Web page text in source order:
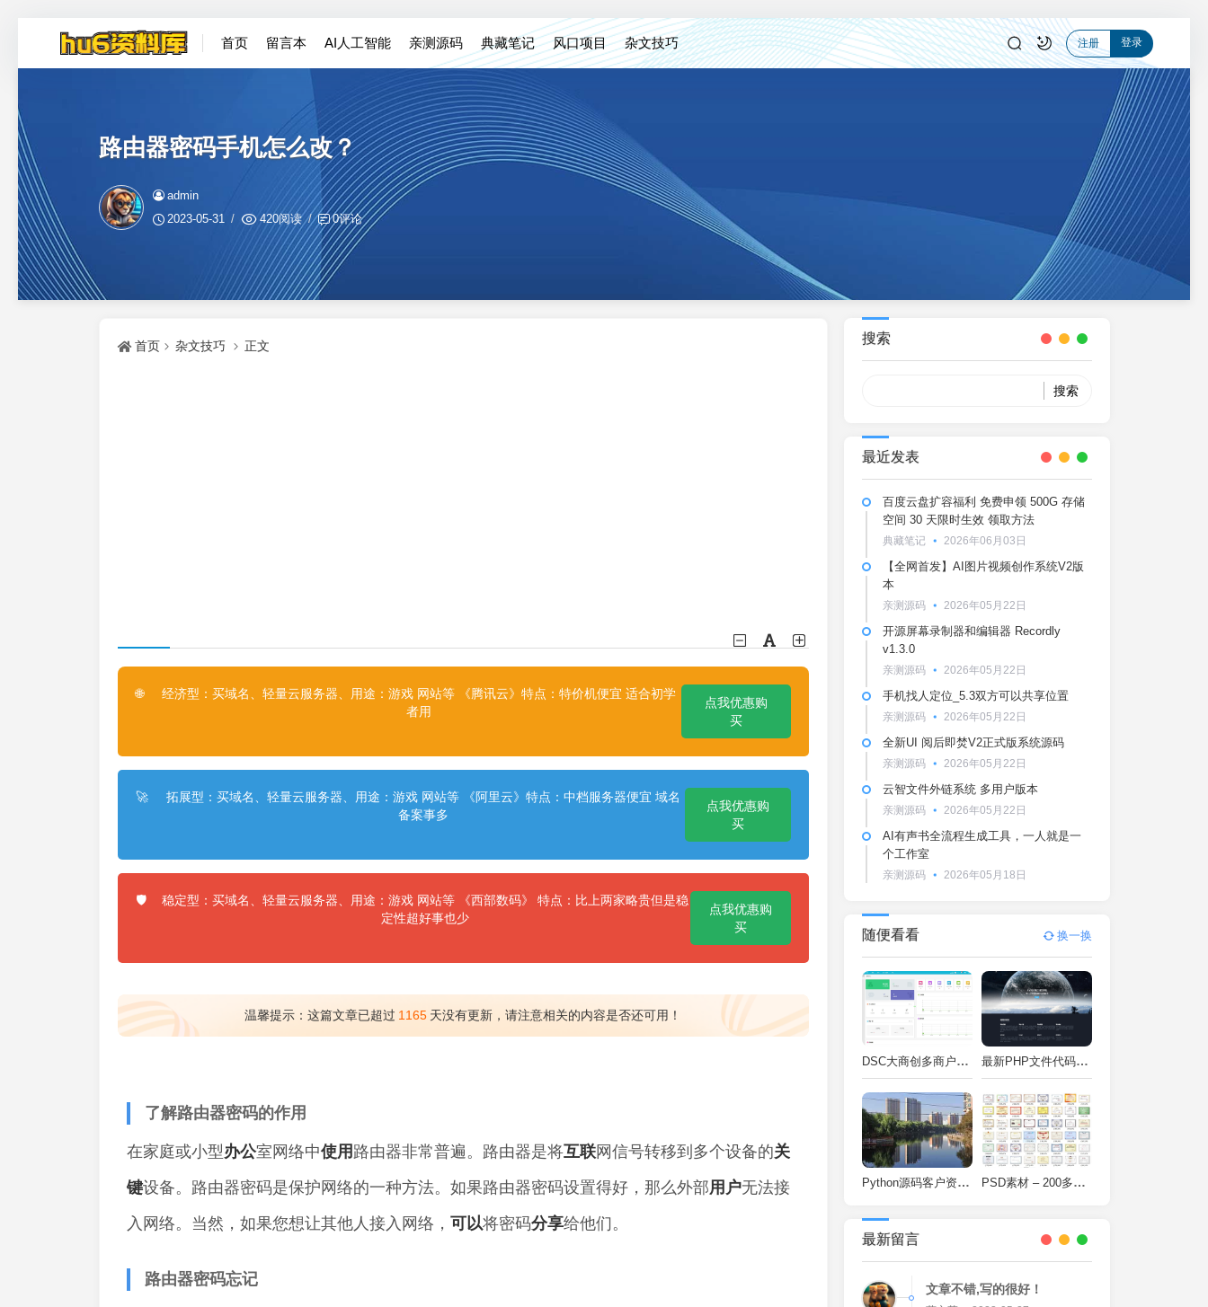
首页 留言本 AI人工智能 亲测源码 典藏笔记 风口项目 杂文技巧 注册 登录
路由器密码手机怎么改？
admin
2023-05-31
420阅读 0评论
首页 杂文技巧 正文
🌐
经济型：买域名、轻量云服务器、用途：游戏 网站等 《腾讯云》特点：特价机便宜 适合初学
者用
点我优惠购
买
🚀
拓展型：买域名、轻量云服务器、用途：游戏 网站等 《阿里云》特点：中档服务器便宜 域名
备案事多
点我优惠购
买
🛡️
稳定型：买域名、轻量云服务器、用途：游戏 网站等 《西部数码》 特点：比上两家略贵但是稳
定性超好事也少
点我优惠购
买
温馨提示：这篇文章已超过 1165 天没有更新，请注意相关的内容是否还可用！
了解路由器密码的作用
在家庭或小型办公室网络中使用 路由器非常普遍。路由器是将互联网信号转移到多个设备的关
键设备。路由器密码是保护网络的一种方法。如果路由器密码设置得好，那么外部用户无法接
入网络。当然，如果您想让其他人接入网络， 可以将密码分享给他们。
路由器密码忘记
搜索
最近发表
百度云盘扩容福利 免费申领 500G 存储
空间 30 天限时生效 领取方法
典藏笔记 2026年06月03日
【全网首发】AI图片视频创作系统V2版
本
亲测源码 2026年05月22日
开源屏幕录制器和编辑器 Recordly
v1.3.0
亲测源码 2026年05月22日
手机找人定位_5.3双方可以共享位置
亲测源码 2026年05月22日
全新UI 阅后即焚V2正式版系统源码
亲测源码 2026年05月22日
云智文件外链系统 多用户版本
亲测源码 2026年05月22日
AI有声书全流程生成工具，一人就是一
个工作室
亲测源码 2026年05月18日
随便看看 换一换
DSC大商创多商户电商系统完整部署教程（附PHP7.4/PHP8兼容修复方案） 最新PHP文件代码加密系统 在线PHP加密系统 全开源 亲测可用
Python源码客户资料管理系统V2.2一键运行 PSD素材 – 200多种类型证书PSD源码
最新留言
文章不错,写的很好！